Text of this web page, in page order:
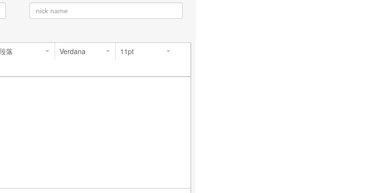
落 Verdana 11pt